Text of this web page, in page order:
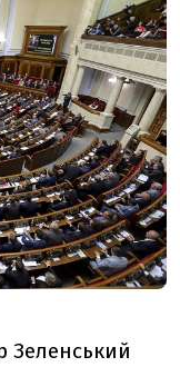
Зеленський